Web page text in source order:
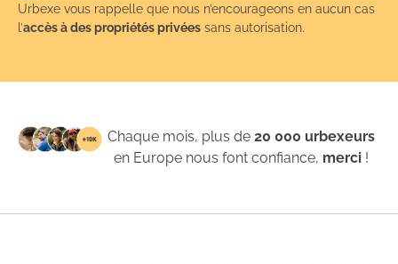
Urbexe vous rappelle que nous n’encourageons en aucun cas
l’accès à des propriétés privées sans autorisation.
Chaque mois, plus de20 000 urbexeurs
en Europe nous font confiance, merci !